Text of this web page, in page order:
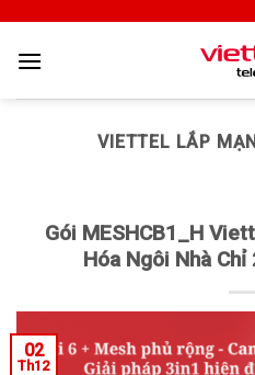
VIETTEL LẮP
Gói MESHCB1_H
Hóa Ngôi Nhà
02
Th12